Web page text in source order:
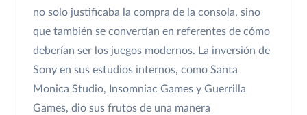
no solo justificaba la compra de la consola, sino
que también se convertían en referentes de cómo
deberían ser los juegos modernos. La inversión de
Sony en sus estudios internos, como Santa
Monica Studio, Insomniac Games y Guerrilla
Games, dio sus frutos de una manera